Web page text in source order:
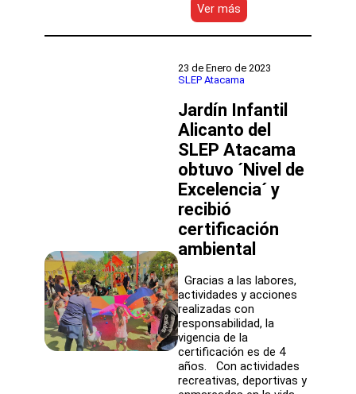
Ver más
54
niñas
niños
egresaron
y
con
nuevos
aprendizajes
desde
el
jardín
Alicanto
del
SLEP
en
Copiapó
23 de Enero de 2023
SLEP Atacama
Jardín Infantil
Alicanto del
SLEP Atacama
obtuvo ´Nivel de
Excelencia´ y
recibió
certificación
ambiental
Gracias a las labores,
actividades y acciones
realizadas con
responsabilidad, la
vigencia de la
certificación es de 4
años. Con actividades
recreativas, deportivas y